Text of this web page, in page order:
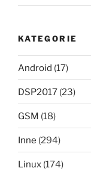
KATEGORIE
Android (17)
DSP2017 (23)
GSM (18)
Inne (294)
Linux (174)